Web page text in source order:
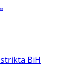
BiH